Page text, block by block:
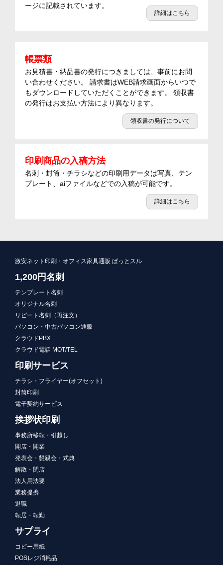
ージに記載されています。
詳細はこちら
帳票類
お見積書・納品書の発行につきましては、事前にお問
い合わせください。 請求書はWEB請求画面からいつで
もダウンロードしていただくことができます。 領収書
の発行はお支払い方法により異なります。
領収書の発行について
印刷商品の入稿方法
名刺・封筒・チラシなどの印刷用データは写真、テン
プレート、aiファイルなどでの入稿が可能です。
詳細はこちら
激安ネット印刷・オフィス家具通販 ぱっとスル
1,200円名刺
テンプレート名刺
オリジナル名刺
リピート名刺（再注文）
パソコン・中古パソコン通販
クラウドPBX
クラウド電話 MOT/TEL
印刷サービス
チラシ・フライヤー(オフセット)
封筒印刷
電子契約サービス
挨拶状印刷
事務所移転・引越し
開店・開業
発表会・懇親会・式典
解散・閉店
法人用法要
業務提携
退職
転居・転勤
サプライ
コピー用紙
POSレジ消耗品